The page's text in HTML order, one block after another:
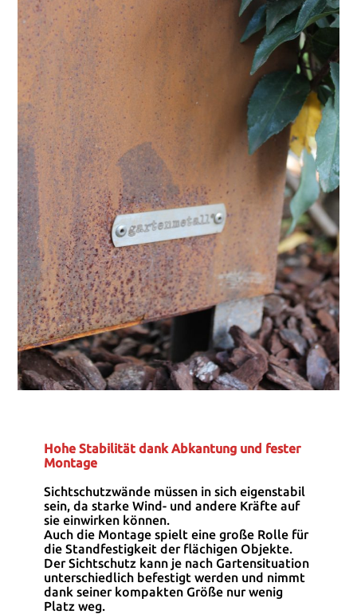
Hohe Stabilität dank Abkantung und fester
Montage
Sichtschutzwände müssen in sich eigenstabil
sein, da starke Wind- und andere Kräfte auf
sie einwirken können.
Auch die Montage spielt eine große Rolle für
die Standfestigkeit der flächigen Objekte.
Der Sichtschutz kann je nach Gartensituation
unterschiedlich befestigt werden und nimmt
dank seiner kompakten Größe nur wenig
Platz weg.